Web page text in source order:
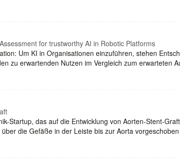
for trustworthy AI in Robotic Platforms
Um KI in Organisationen einzuführen, stehen
zu erwartenden Nutzen im Vergleich zum erwarteten
Startup, das auf die Entwicklung von Aorten-Stent-
die Gefäße in der Leiste bis zur Aorta